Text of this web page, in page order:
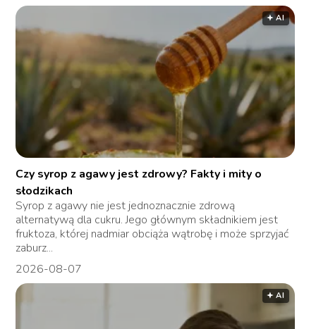
🟅 AI
Czy syrop z agawy jest zdrowy? Fakty i mity o
słodzikach
Syrop z agawy nie jest jednoznacznie zdrową
alternatywą dla cukru. Jego głównym składnikiem jest
fruktoza, której nadmiar obciąża wątrobę i może sprzyjać
zaburz...
2026-08-07
🟅 AI